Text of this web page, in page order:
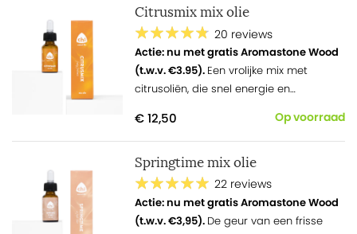
Citrusmix mix olie
20 reviews
Actie: nu met gratis Aromastone Wood
(t.w.v. €3.95). Een vrolijke mix met
citrusoliën, die snel energie en
€ 12,50 Op voorraad
Springtime mix olie
22 reviews
Actie: nu met gratis Aromastone Wood
(t.w.v. €3,95). De geur van een frisse